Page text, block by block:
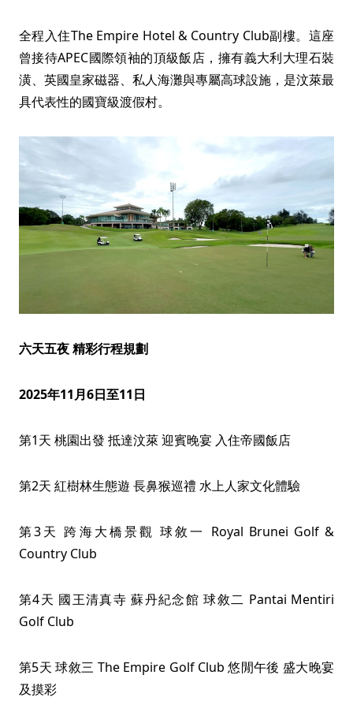
全程入住The Empire Hotel & Country Club副樓。這座
曾接待APEC國際領袖的頂級飯店，擁有義大利大理石裝
潢、英國皇家磁器、私人海灘與專屬高球設施，是汶萊最
具代表性的國寶級渡假村。
六天五夜 精彩行程規劃
2025年11月6日至11日
第1天 桃園出發 抵達汶萊 迎賓晚宴 入住帝國飯店
第2天 紅樹林生態遊 長鼻猴巡禮 水上人家文化體驗
第3天 跨海大橋景觀 球敘一 Royal Brunei Golf &
Country Club
第4天 國王清真寺 蘇丹紀念館 球敘二 Pantai Mentiri
Golf Club
第5天 球敘三 The Empire Golf Club 悠閒午後 盛大晚宴
及摸彩